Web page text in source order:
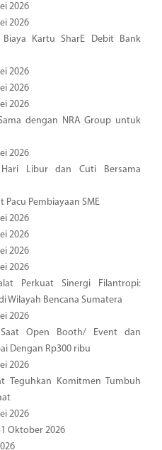
2026
2026
Kartu SharE Debit Bank
2026
2026
2026
dengan NRA Group untuk
2026
Libur dan Cuti Bersama
Pacu Pembiayaan SME
2026
2026
2026
2026
Perkuat Sinergi Filantropi:
Wilayah Bencana Sumatera
2026
Open Booth/ Event dan
Dengan Rp300 ribu
2026
Teguhkan Komitmen Tumbuh
2026
Oktober 2026